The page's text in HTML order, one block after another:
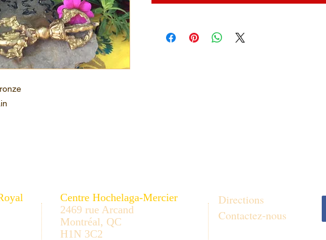
Centre Hochelaga-Mercier
2469 rue Arcand
Montréal, QC
H1N 3C2
Directions
Contactez-nous